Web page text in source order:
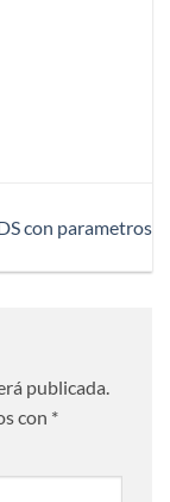
con parametros
publicada.
con *